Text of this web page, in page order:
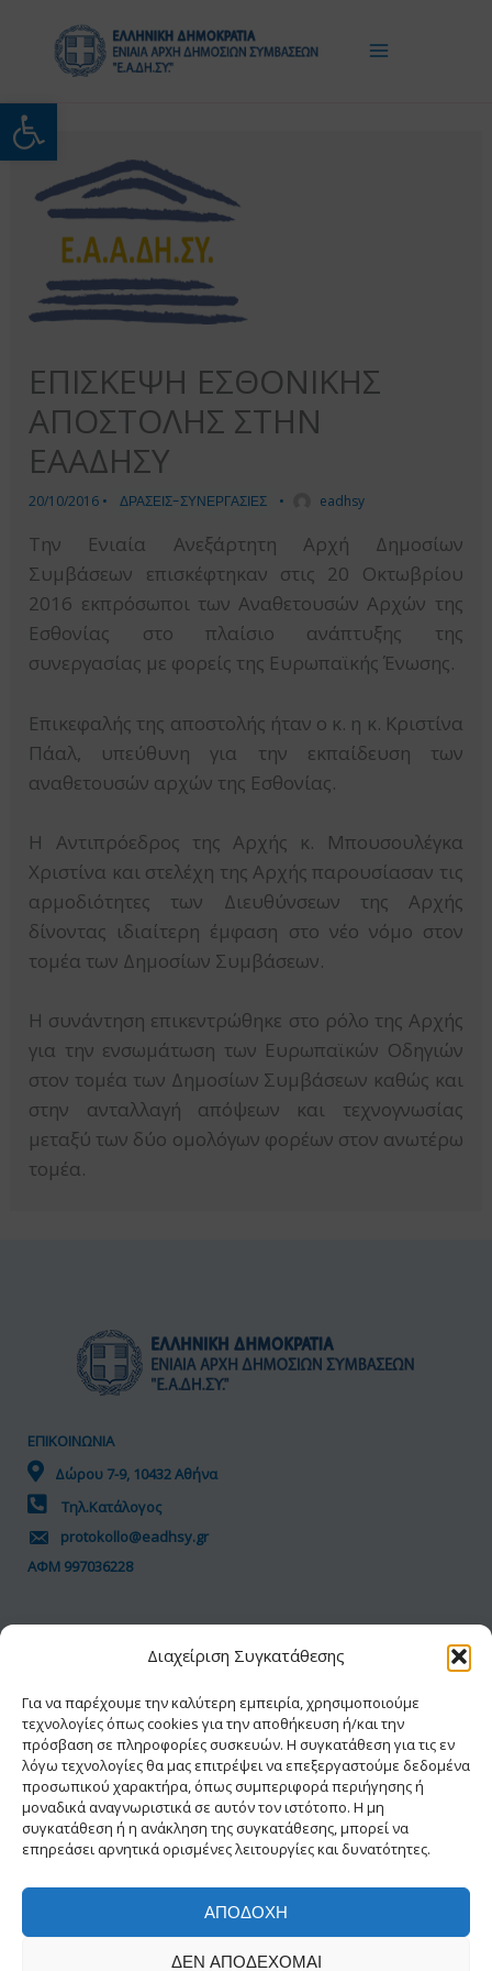
Ανοίξτε τη γραμμή
Διαχείριση Συγκατάθεσης
Για να παρέχουμε την καλύτερη εμπειρία, χρησιμοποιούμε
τεχνολογίες όπως cookies για την αποθήκευση ή/και την
πρόσβαση σε πληροφορίες συσκευών. Η συγκατάθεση για τις εν
λόγω τεχνολογίες θα μας επιτρέψει να επεξεργαστούμε δεδομένα
προσωπικού χαρακτήρα, όπως συμπεριφορά περιήγησης ή
μοναδικά αναγνωριστικά σε αυτόν τον ιστότοπο. Η μη
συγκατάθεση ή η ανάκληση της συγκατάθεσης, μπορεί να
επηρεάσει αρνητικά ορισμένες λειτουργίες και δυνατότητες.
ΑΠΟΔΟΧΉ
ΔΕΝ ΑΠΟΔΈΧΟΜΑΙ
περιεχόμενο
ΕΠΙΣΚΕΨΗ ΕΣΘΟΝΙΚΗΣ
ΑΠΟΣΤΟΛΗΣ ΣΤΗΝ
ΕΑΑΔΗΣΥ
20/10/2016 • ΔΡΑΣΕΙΣ-ΣΥΝΕΡΓΑΣΙΕΣ • eadhsy
Την Ενιαία Ανεξάρτητη Αρχή Δημοσίων
Συμβάσεων επισκέφτηκαν στις 20 Οκτωβρίου
2016 εκπρόσωποι των Αναθετουσών Αρχών της
Εσθονίας στο πλαίσιο ανάπτυξης της
συνεργασίας με φορείς της Ευρωπαϊκής Ένωσης.
Επικεφαλής της αποστολής ήταν ο κ. η κ. Κριστίνα
Πάαλ, υπεύθυνη για την εκπαίδευση των
αναθετουσών αρχών της Εσθονίας.
Η Αντιπρόεδρος της Αρχής κ. Μπουσουλέγκα
Χριστίνα και στελέχη της Αρχής παρουσίασαν τις
αρμοδιότητες των Διευθύνσεων της Αρχής
δίνοντας ιδιαίτερη έμφαση στο νέο νόμο στον
τομέα των Δημοσίων Συμβάσεων.
Η συνάντηση επικεντρώθηκε στο ρόλο της Αρχής
για την ενσωμάτωση των Ευρωπαϊκών Οδηγιών
στον τομέα των Δημοσίων Συμβάσεων καθώς και
στην ανταλλαγή απόψεων και τεχνογνωσίας
μεταξύ των δύο ομολόγων φορέων στον ανωτέρω
τομέα.
ΕΠΙΚΟΙΝΩΝΙΑ
Δώρου 7-9, 10432 Αθήνα
Τηλ.Κατάλογος
protokollo@eadhsy.gr
ΑΦΜ 997036228
Προσωπικά Δεδομένα
Πολιτική Cookies
Δήλωση Προσβασιμότητας
© 2026 ΕΑΔΗΣΥ® | Με την διαφύλαξη κάθε